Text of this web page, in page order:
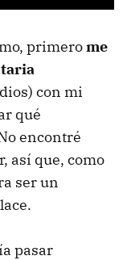
primerome
con mi
qué
encontré
así que, como
ser un
pasar